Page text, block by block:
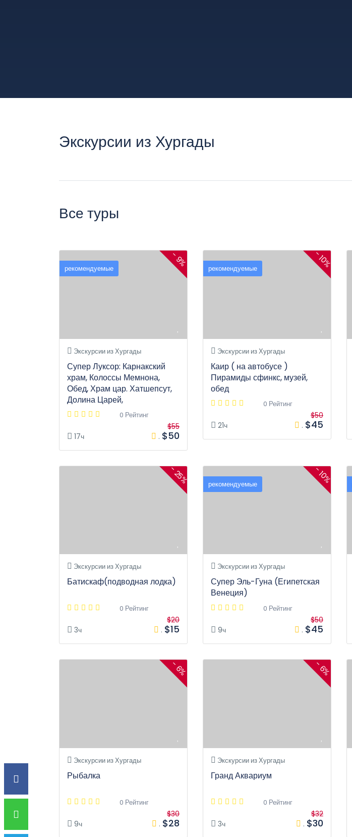
Экскурсии из Хургады
Все туры
рекомендуемые - 9%
Экскурсии из Хургады
Супер Луксор: Карнакский
храм, Колоссы Мемнона,
Обед, Храм цар. Хатшепсут,
Долина Царей,
0 Рейтинг
17ч .
$55
$50
рекомендуемые - 10%
Экскурсии из Хургады
Каир ( на автобусе )
Пирамиды сфинкс, музей,
обед
0 Рейтинг
21ч .
$50
$45
- 25%
Экскурсии из Хургады
Батискаф(подводная лодка)
0 Рейтинг
3ч .
$20
$15
рекомендуемые - 10%
Экскурсии из Хургады
Супер Эль-Гуна (Египетская
Венеция)
0 Рейтинг
9ч .
$50
$45
- 6%
Экскурсии из Хургады
Рыбалка
0 Рейтинг
9ч .
$30
$28
- 6%
Экскурсии из Хургады
Гранд Аквариум
0 Рейтинг
3ч .
$32
$30